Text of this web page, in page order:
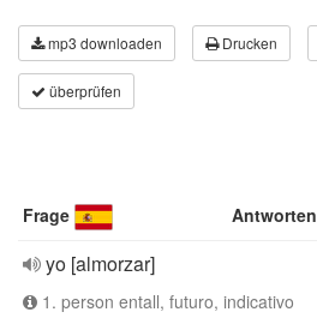
mp3 downloaden Drucken
überprüfen
Frage Antworten
yo [almorzar]
1. person entall, futuro, indicativo